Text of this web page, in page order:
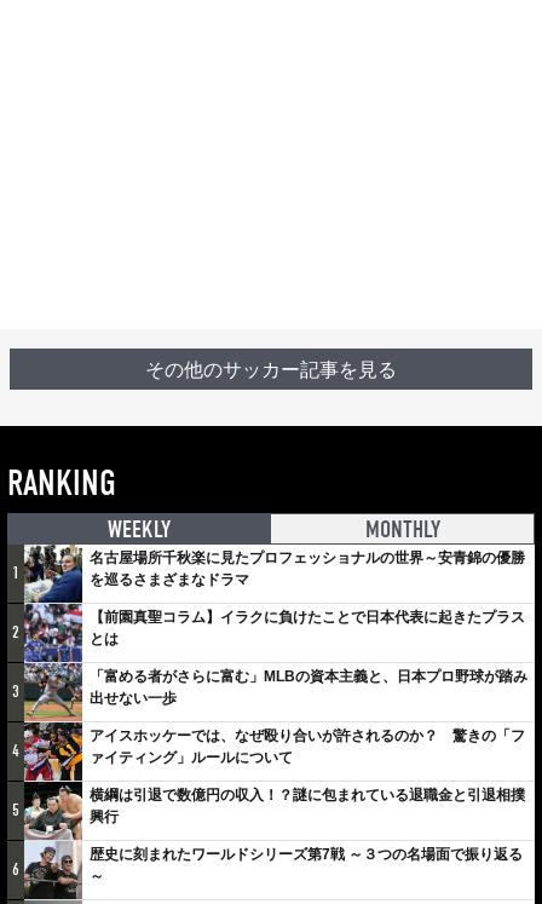
その他のサッカー記事を見る
RANKING
WEEKLY MONTHLY
1
名古屋場所千秋楽に見たプロフェッショナルの世界～安青錦の優勝
を巡るさまざまなドラマ
2
【前園真聖コラム】イラクに負けたことで日本代表に起きたプラス
とは
3
「富める者がさらに富む」MLBの資本主義と、日本プロ野球が踏み
出せない一歩
4
アイスホッケーでは、なぜ殴り合いが許されるのか？ 驚きの「フ
ァイティング」ルールについて
5
横綱は引退で数億円の収入！？謎に包まれている退職金と引退相撲
興行
6
歴史に刻まれたワールドシリーズ第7戦 ～３つの名場面で振り返る
～